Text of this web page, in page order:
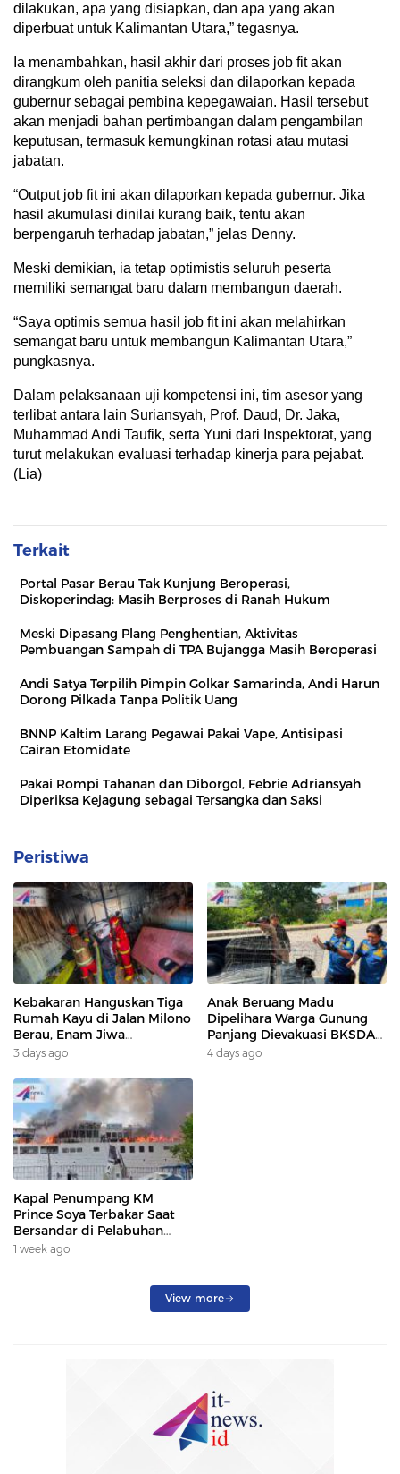
dilakukan, apa yang disiapkan, dan apa yang akan
diperbuat untuk Kalimantan Utara,” tegasnya.
Ia menambahkan, hasil akhir dari proses job fit akan
dirangkum oleh panitia seleksi dan dilaporkan kepada
gubernur sebagai pembina kepegawaian. Hasil tersebut
akan menjadi bahan pertimbangan dalam pengambilan
keputusan, termasuk kemungkinan rotasi atau mutasi
jabatan.
“Output job fit ini akan dilaporkan kepada gubernur. Jika
hasil akumulasi dinilai kurang baik, tentu akan
berpengaruh terhadap jabatan,” jelas Denny.
Meski demikian, ia tetap optimistis seluruh peserta
memiliki semangat baru dalam membangun daerah.
“Saya optimis semua hasil job fit ini akan melahirkan
semangat baru untuk membangun Kalimantan Utara,”
pungkasnya.
Dalam pelaksanaan uji kompetensi ini, tim asesor yang
terlibat antara lain Suriansyah, Prof. Daud, Dr. Jaka,
Muhammad Andi Taufik, serta Yuni dari Inspektorat, yang
turut melakukan evaluasi terhadap kinerja para pejabat.
(Lia)
Terkait
Portal Pasar Berau Tak Kunjung Beroperasi,
Diskoperindag: Masih Berproses di Ranah Hukum
Meski Dipasang Plang Penghentian, Aktivitas
Pembuangan Sampah di TPA Bujangga Masih Beroperasi
Andi Satya Terpilih Pimpin Golkar Samarinda, Andi Harun
Dorong Pilkada Tanpa Politik Uang
BNNP Kaltim Larang Pegawai Pakai Vape, Antisipasi
Cairan Etomidate
Pakai Rompi Tahanan dan Diborgol, Febrie Adriansyah
Diperiksa Kejagung sebagai Tersangka dan Saksi
Peristiwa
Kebakaran Hanguskan Tiga
Rumah Kayu di Jalan Milono
Berau, Enam Jiwa
Terdampak
3 days ago
Anak Beruang Madu
Dipelihara Warga Gunung
Panjang Dievakuasi BKSDA
Dan DAMKAR
4 days ago
Kapal Penumpang KM
Prince Soya Terbakar Saat
Bersandar di Pelabuhan
Samarinda, Keberangkatan
1 week ago
View more